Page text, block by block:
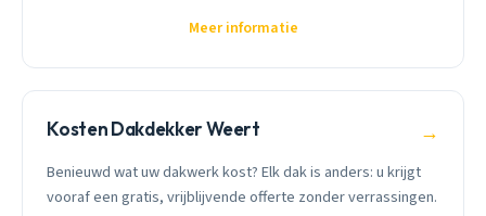
Meer informatie
Kosten Dakdekker Weert →
Benieuwd wat uw dakwerk kost? Elk dak is anders: u krijgt
vooraf een gratis, vrijblijvende offerte zonder verrassingen.